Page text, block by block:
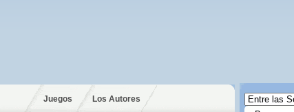
Juegos Los Autores